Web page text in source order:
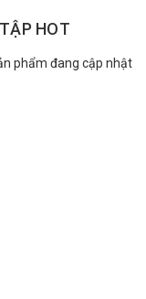
HOT
phẩm đang cập nhật